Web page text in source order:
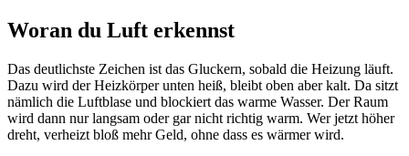
Woran du Luft erkennst
Das deutlichste Zeichen ist das Gluckern, sobald die Heizung läuft.
Dazu wird der Heizkörper unten heiß, bleibt oben aber kalt. Da sitzt
nämlich die Luftblase und blockiert das warme Wasser. Der Raum
wird dann nur langsam oder gar nicht richtig warm. Wer jetzt höher
dreht, verheizt bloß mehr Geld, ohne dass es wärmer wird.